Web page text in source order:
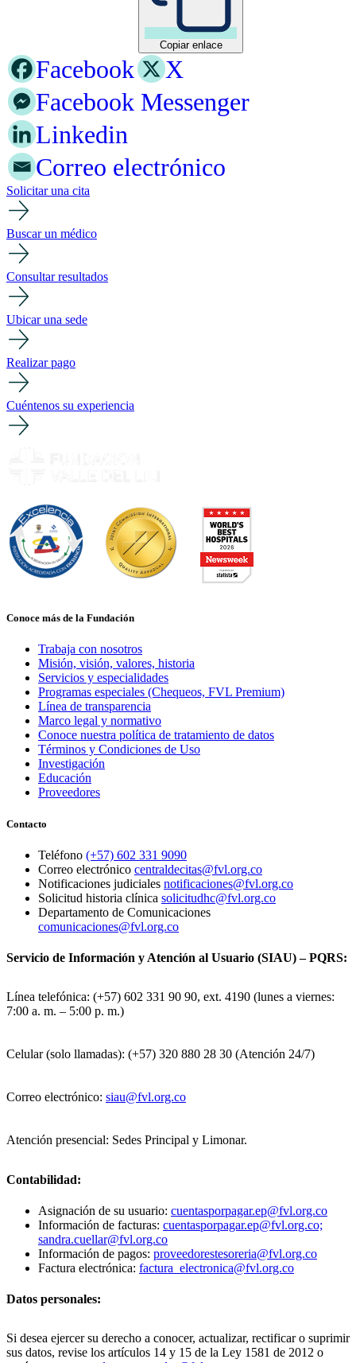
Copiar enlace
Facebook
X
Facebook Messenger
Linkedin
Correo electrónico
Solicitar una cita
Buscar un médico
Consultar resultados
Ubicar una sede
Realizar pago
Cuéntenos su experiencia
Conoce más de la Fundación
Trabaja con nosotros
Misión, visión, valores, historia
Servicios y especialidades
Programas especiales (Chequeos, FVL Premium)
Línea de transparencia
Marco legal y normativo
Conoce nuestra política de tratamiento de datos
Términos y Condiciones de Uso
Investigación
Educación
Proveedores
Contacto
Teléfono (+57) 602 331 9090
Correo electrónico centraldecitas@fvl.org.co
Notificaciones judiciales notificaciones@fvl.org.co
Solicitud historia clínica solicitudhc@fvl.org.co
Departamento de Comunicaciones
comunicaciones@fvl.org.co
Servicio de Información y Atención al Usuario (SIAU) – PQRS:
Línea telefónica: (+57) 602 331 90 90, ext. 4190 (lunes a viernes:
7:00 a. m. – 5:00 p. m.)
Celular (solo llamadas): (+57) 320 880 28 30 (Atención 24/7)
Correo electrónico: siau@fvl.org.co
Atención presencial: Sedes Principal y Limonar.
Contabilidad:
Asignación de su usuario: cuentasporpagar.ep@fvl.org.co
Información de facturas: cuentasporpagar.ep@fvl.org.co;
sandra.cuellar@fvl.org.co
Información de pagos: proveedorestesoreria@fvl.org.co
Factura electrónica: factura_electronica@fvl.org.co
Datos personales:
Si desea ejercer su derecho a conocer, actualizar, rectificar o suprimir
sus datos, revise los artículos 14 y 15 de la Ley 1581 de 2012 o